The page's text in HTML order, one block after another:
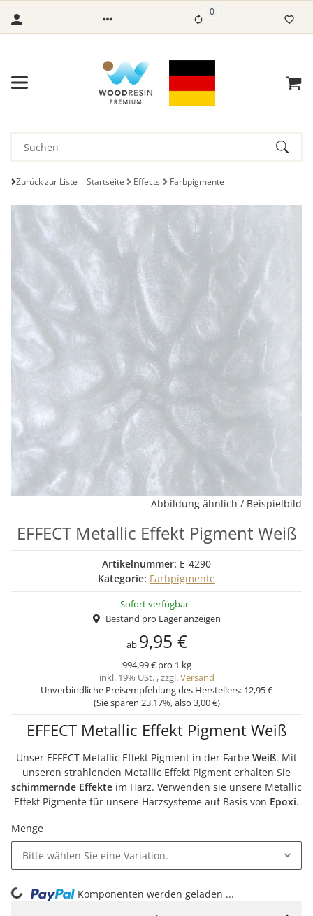
0
Zurück zur Liste Startseite Effects Farbpigmente
Abbildung ähnlich / Beispielbild
EFFECT Metallic Effekt Pigment Weiß
Artikelnummer: E-4290
Kategorie: Farbpigmente
Sofort verfügbar
Bestand pro Lager anzeigen
ab 9,95 €
994,99 € pro 1 kg
inkl. 19% USt. , zzgl. Versand
Unverbindliche Preisempfehlung des Herstellers: 12,95 €
(Sie sparen 23.17%, also 3,00 €)
EFFECT Metallic Effekt Pigment Weiß
Unser EFFECT Metallic Effekt Pigment in der Farbe Weiß. Mit
unseren strahlenden Metallic Effekt Pigment erhalten Sie
schimmernde Effekte im Harz. Verwenden sie unsere Metallic
Effekt Pigmente für unsere Harzsysteme auf Basis von Epoxi.
Menge
Bitte wählen Sie eine Variation.
Komponenten werden geladen ...